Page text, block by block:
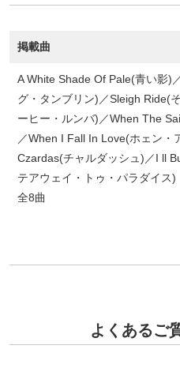
掲載曲
A White Shade Of Pale(青い影)
グ・タンブリン)／Sleigh Ride(
ーヒー・ルンバ)／When The
／When I Fall In Love(ホェン・
Czardas(チャルダッシュ)／I ll
テアウェイ・トゥ・パラダイス)
全8曲
よくあるご